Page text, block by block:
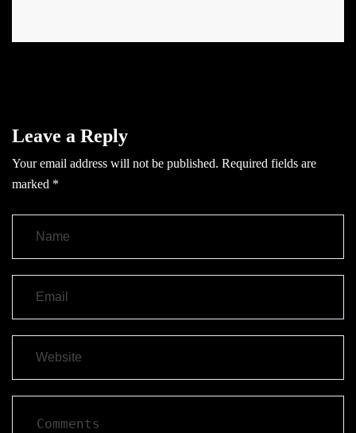
Leave a Reply
Your email address will not be published. Required fields are
marked *